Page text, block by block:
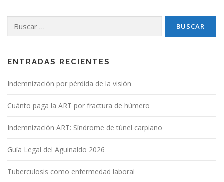
ENTRADAS RECIENTES
Indemnización por pérdida de la visión
Cuánto paga la ART por fractura de húmero
Indemnización ART: Síndrome de túnel carpiano
Guía Legal del Aguinaldo 2026
Tuberculosis como enfermedad laboral